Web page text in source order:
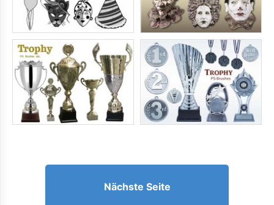
Nächste Seite